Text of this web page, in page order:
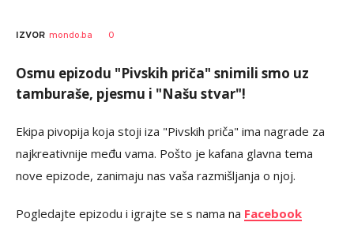
AUTOR Ševčuk
IZVOR mondo.ba 0
Osmu epizodu "Pivskih priča" snimili smo uz
tamburaše, pjesmu i "Našu stvar"!
Ekipa pivopija koja stoji iza "Pivskih priča" ima nagrade za
najkreativnije među vama. Pošto je kafana glavna tema
nove epizode, zanimaju nas vaša razmišljanja o njoj.
Pogledajte epizodu i igrajte se s nama na Facebook